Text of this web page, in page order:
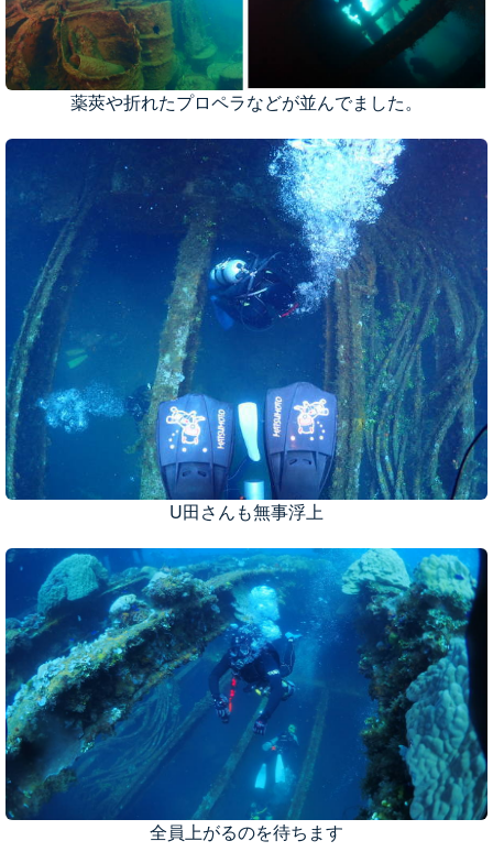
薬莢や折れたプロペラなどが並んでました。
U田さんも無事浮上
全員上がるのを待ちます